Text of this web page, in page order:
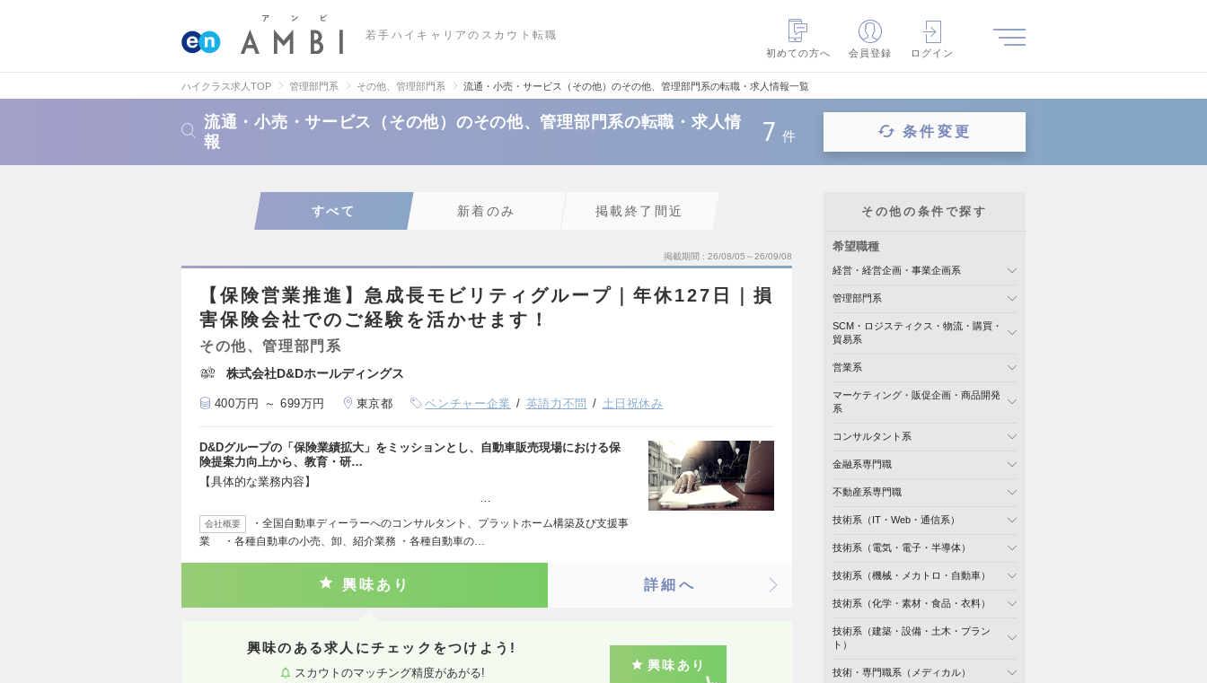
若手ハイキャリアのスカウト転職
初めての方へ
会員登録 ログイン
ハイクラス求人TOP 管理部門系 その他、管理部門系 流通・小売・サービス（その他）のその他、管理部門系の転職・求人情報一覧
流通・小売・サービス（その他）のその他、管理部門系の転職・求人情
報
7 件 条件変更
すべて 新着のみ 掲載終了間近
掲載期間 26/08/05～26/09/08
【保険営業推進】急成長モビリティグループ｜年休127日｜損
害保険会社でのご経験を活かせます！
その他、管理部門系
株式会社D&Dホールディングス
400万円 ～ 699万円 東京都 ベンチャー企業 英語力不問 土日祝休み
D&Dグループの「保険業績拡大」をミッションとし、自動車販売現場における保
険提案力向上から、教育・研…
【具体的な業務内容】
会社概要
・全国自動車ディーラーへのコンサルタント、プラットホーム構築及び支援事
業 ・各種自動車の小売、卸、紹介業務 ・各種自動車の…
興味あり 詳細へ
興味のある求人にチェックをつけよう!
スカウトのマッチング精度があがる!
興味あり
その他の条件で探す
希望職種
経営・経営企画・事業企画系
管理部門系
SCM・ロジスティクス・物流・購買・
貿易系
営業系
マーケティング・販促企画・商品開発
系
コンサルタント系
金融系専門職
不動産系専門職
技術系（IT・Web・通信系）
技術系（電気・電子・半導体）
技術系（機械・メカトロ・自動車）
技術系（化学・素材・食品・衣料）
技術系（建築・設備・土木・プラン
ト）
技術・専門職系（メディカル）